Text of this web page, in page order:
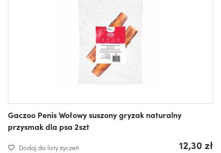
Gaczoo Penis Wołowy suszony gryzak naturalny
przysmak dla psa 2szt
Dodaj do listy życzeń 12,30 zł